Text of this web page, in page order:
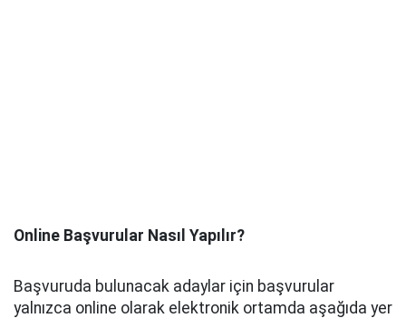
Online Başvurular Nasıl Yapılır?
Başvuruda bulunacak adaylar için başvurular
yalnızca online olarak elektronik ortamda aşağıda yer